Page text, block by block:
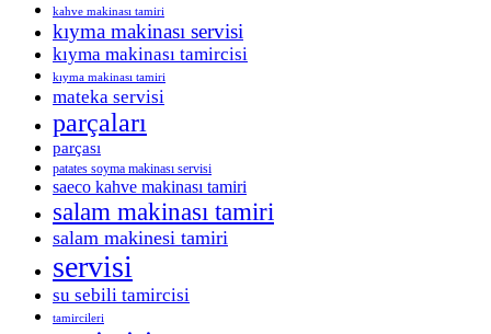
kahve makinası tamiri
kıyma makinası servisi
kıyma makinası tamircisi
kıyma makinası tamiri
mateka servisi
parçaları
parçası
patates soyma makinası servisi
saeco kahve makinası tamiri
salam makinası tamiri
salam makinesi tamiri
servisi
su sebili tamircisi
tamircileri